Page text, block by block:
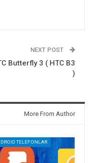
NEXT POST
Butterfly 3 ( HTC B3
)
More From Author
TELEFONLAR